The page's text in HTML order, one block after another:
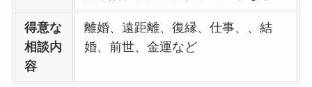
得意な
相談内
容
離婚、遠距離、復縁、仕事、、結
婚、前世、金運など